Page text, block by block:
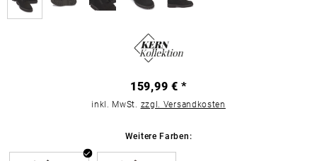
159,99 € *
inkl. MwSt. zzgl. Versandkosten
Weitere Farben: